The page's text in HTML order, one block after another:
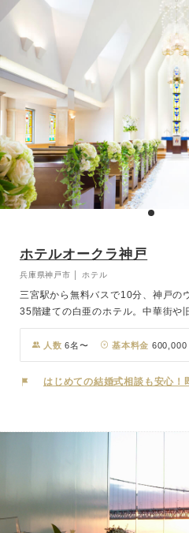
たりの好みでお選びいただけます。
楽しみながら、アットホームで特別
ホテルオークラ神戸
兵庫県神戸市 │ ホテル
三宮駅から無料バスで10分、神戸の
35階建ての白亜のホテル。中華街や
町・神戸をたっぷり楽しんでいただ
甲山という絶好のロケーションで、
ビスを、小さな結婚式特別プライス
人数 6名〜 基本料金 600,000
はじめての結婚式相談も安心！